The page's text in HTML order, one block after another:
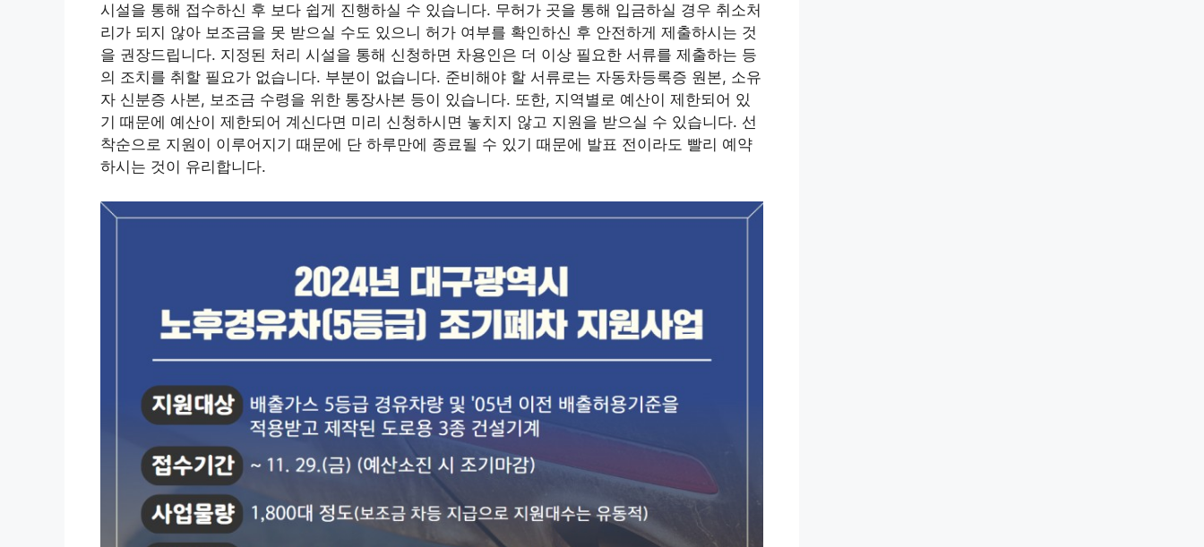
시설을 통해 접수하신 후 보다 쉽게 ​​진행하실 수 있습니다. 무허가 곳을 통해 입금하실 경우 취소처
리가 되지 않아 보조금을 못 받으실 수도 있으니 허가 여부를 확인하신 후 안전하게 제출하시는 것
을 권장드립니다. 지정된 처리 시설을 통해 신청하면 차용인은 더 이상 필요한 서류를 제출하는 등
의 조치를 취할 필요가 없습니다. 부분이 없습니다. 준비해야 할 서류로는 자동차등록증 원본, 소유
자 신분증 사본, 보조금 수령을 위한 통장사본 등이 있습니다. 또한, 지역별로 예산이 제한되어 있
기 때문에 예산이 제한되어 계신다면 미리 신청하시면 놓치지 않고 지원을 받으실 수 있습니다. 선
착순으로 지원이 이루어지기 때문에 단 하루만에 종료될 수 있기 때문에 발표 전이라도 빨리 예약
하시는 것이 유리합니다.